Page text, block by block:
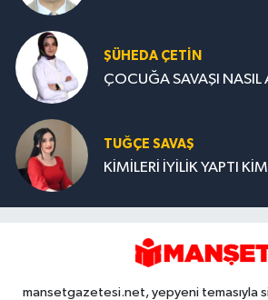
ŞÜHEDA ÇETİN
ÇOCUĞA SAVAŞI NASIL
TUĞÇE SAVAŞ
KİMİLERİ İYİLİK YAPTI
mansetgazetesi.net, yepyeni temasıyla